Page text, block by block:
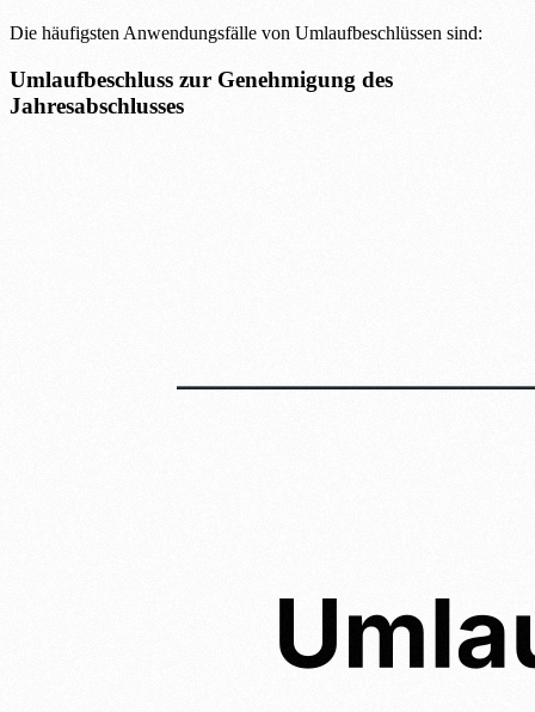
Die häufigsten Anwendungsfälle von Umlaufbeschlüssen sind:
Umlaufbeschluss zur Genehmigung des
Jahresabschlusses